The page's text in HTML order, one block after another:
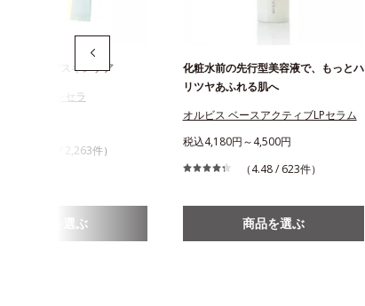
めの“飲む”スキンケア
ディフェンセラ
（4.43 / 2,263件）
商品を選ぶ
化粧水前の先行型美容液で、もっとハ
リツヤあふれる肌へ
オルビス ベースアクティブLPセラム
税込4,180円～4,500円
（4.48 / 623件）
商品を選ぶ